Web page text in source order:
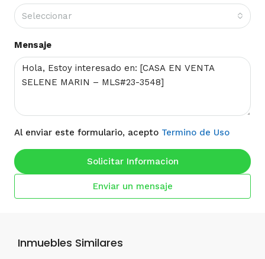
Seleccionar
Mensaje
Al enviar este formulario, acepto Termino de Uso
Solicitar Informacion
Enviar un mensaje
Inmuebles Similares